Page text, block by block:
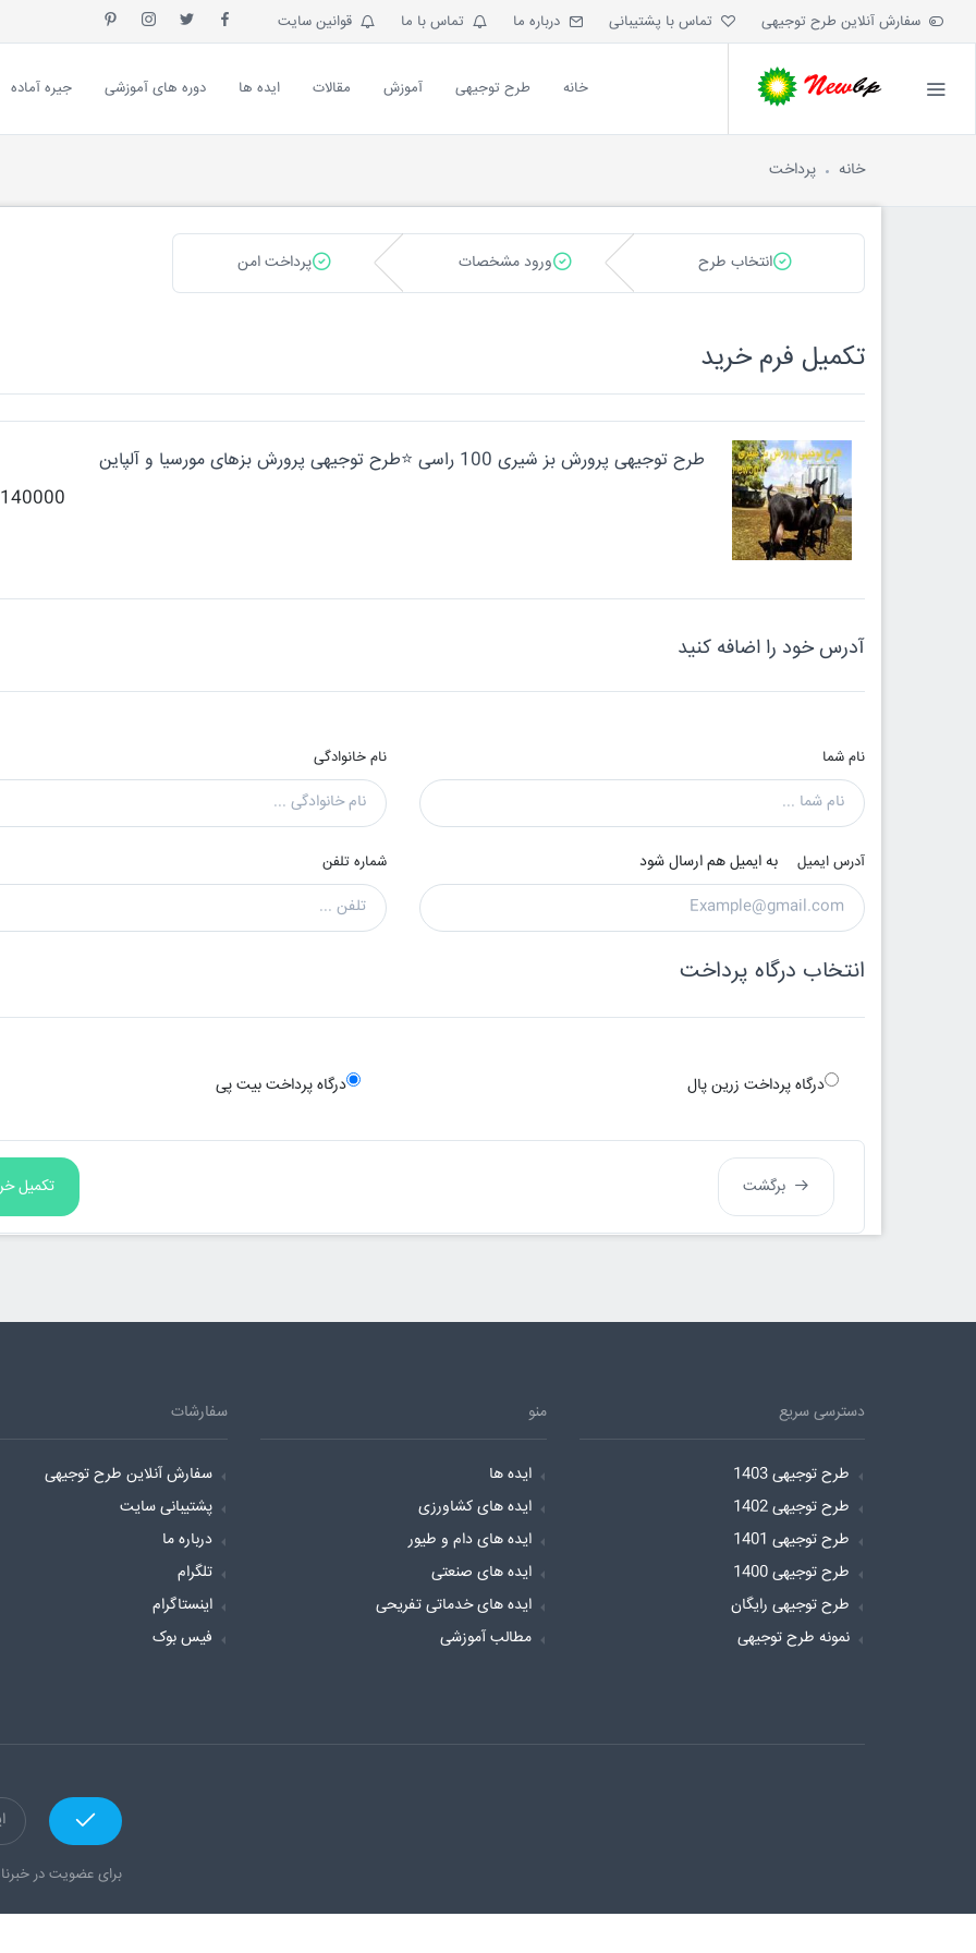
سفارش آنلاین طرح توجیهی تماس با پشتیبانی درباره ما تماس با ما قوانین سایت
خانه طرح توجیهی آموزش مقالات ایده ها دوره های آموزشی جیره آماده
خانه پرداخت
انتخاب طرح ورود مشخصات پرداخت امن
تکميل فرم خريد
طرح توجیهی پرورش بز شیری 100 راسی ⭐️طرح توجیهی پرورش بزهای مورسیا و آلپاین
140000 تومان
آدرس خود را اضافه کنید
نام شما نام خانوادگی
آدرس ایمیل به ایمیل هم ارسال شود شماره تلفن
انتخاب درگاه پرداخت
درگاه پرداخت زرین پال درگاه پرداخت بیت پی
برگشت
دسترسی سریع
طرح توجیهی 1403
طرح توجیهی 1402
طرح توجیهی 1401
طرح توجیهی 1400
طرح توجیهی رایگان
نمونه طرح توجیهی
منو
ایده ها
ایده های کشاورزی
ایده های دام و طیور
ایده های صنعتی
ایده های خدماتی تفریحی
مطالب آموزشی
سفارشات
سفارش آنلاین طرح توجیهی
پشتیبانی سایت
درباره ما
تلگرام
اینستاگرام
فیس بوک
برای عضویت در